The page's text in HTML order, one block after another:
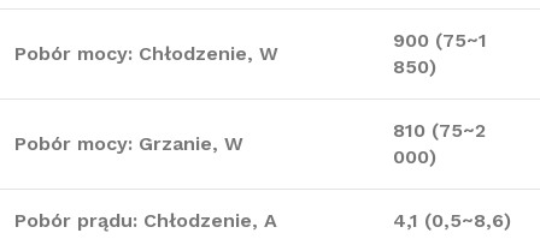
Pobór mocy: Chłodzenie, W
900 (75~1
850)
Pobór mocy: Grzanie, W
810 (75~2
000)
Pobór prądu: Chłodzenie, A 4,1 (0,5~8,6)